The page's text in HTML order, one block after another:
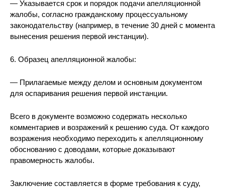
— Указывается срок и порядок подачи апелляционной
жалобы, согласно гражданскому процессуальному
законодательству (например, в течение 30 дней с момента
вынесения решения первой инстанции).
6. Образец апелляционной жалобы:
— Прилагаемые между делом и основным документом
для оспаривания решения первой инстанции.
Всего в документе возможно содержать несколько
комментариев и возражений к решению суда. От каждого
возражения необходимо переходить к апелляционному
обоснованию с доводами, которые доказывают
правомерность жалобы.
Заключение составляется в форме требования к суду,